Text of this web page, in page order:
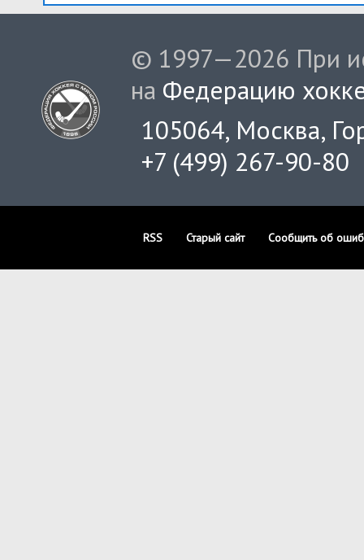
© 1997—2026 При
на Федерацию
105064, Москва,
+7 (499) 267-90-80
RSS Старый сайт Сообщить об